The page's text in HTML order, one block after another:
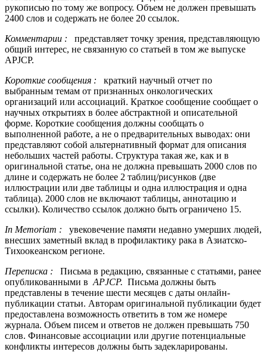
рукописью по тому же вопросу. Объем не должен превышать
2400 слов и содержать не более 20 ссылок.
Комментарии : представляет точку зрения, представляющую
общий интерес, не связанную со статьей в том же выпуске
APJCP.
Короткие сообщения : краткий научный отчет по
выбранным темам от признанных онкологических
организаций или ассоциаций. Краткое сообщение сообщает о
научных открытиях в более абстрактной и описательной
форме. Короткие сообщения должны сообщать о
выполненной работе, а не о предварительных выводах: они
представляют собой альтернативный формат для описания
небольших частей работы. Структура такая же, как и в
оригинальной статье, она не должна превышать 2000 слов по
длине и содержать не более 2 таблиц/рисунков (две
иллюстрации или две таблицы и одна иллюстрация и одна
таблица). 2000 слов не включают таблицы, аннотацию и
ссылки). Количество ссылок должно быть ограничено 15.
In Memoriam : увековечение памяти недавно умерших людей,
внесших заметный вклад в профилактику рака в Азиатско-
Тихоокеанском регионе.
Переписка : Письма в редакцию, связанные с статьями, ранее
опубликованными в APJCP. Письма должны быть
представлены в течение шести месяцев с даты онлайн-
публикации статьи. Авторам оригинальной публикации будет
предоставлена ​​возможность ответить в том же номере
журнала. Объем писем и ответов не должен превышать 750
слов. Финансовые ассоциации или другие потенциальные
конфликты интересов должны быть задекларированы.